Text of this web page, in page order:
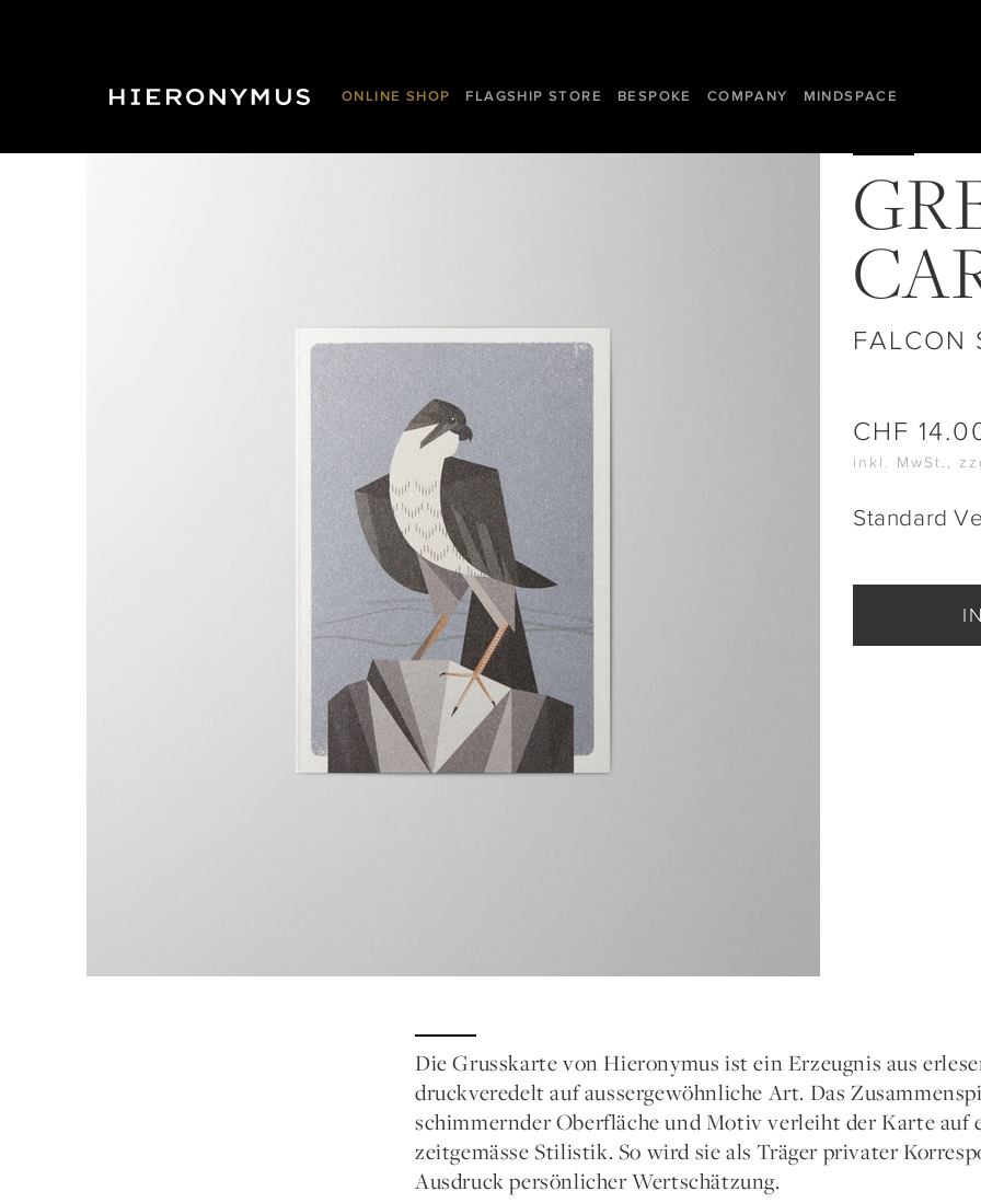
ONLINE SHOP FLAGSHIP STORE BESPOKE COMPANY MINDSPACE
FALCON
CHF
inkl. MwSt.,
Standard
Die Grusskarte von Hieronymus ist ein Erzeugnis aus
druckveredelt auf aussergewöhnliche Art. Das
schimmernder Oberfläche und Motiv verleiht der Karte auf
zeitgemässe Stilistik. So wird sie als Träger privater
Ausdruck persönlicher Wertschätzung.